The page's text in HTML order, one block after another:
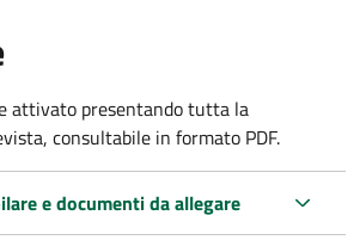
attivato presentando tutta la
consultabile in formato PDF.
e documenti da allegare